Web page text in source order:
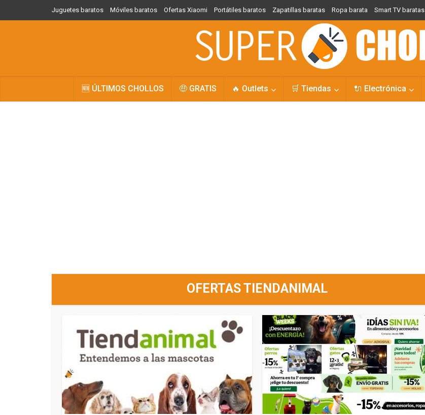
Juguetes baratos Móviles baratos Ofertas Xiaomi Portátiles baratos Zapatillas baratas Ropa barata Smart TV baratas
🆕 ÚLTIMOS CHOLLOS 🤑 GRATIS 🔥 Outlets 🛒 Tiendas 🔌 Electrónica
OFERTAS TIENDANIMAL